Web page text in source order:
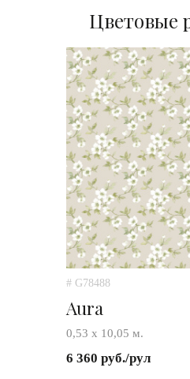
Цветовые
# G78488
Aura
0,53 х 10,05 м.
6 360 руб./рул